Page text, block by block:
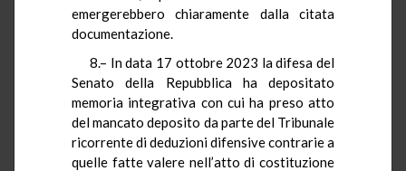
emergerebbero chiaramente dalla citata
documentazione.
8.– In data 17 ottobre 2023 la difesa del
Senato della Repubblica ha depositato
memoria integrativa con cui ha preso atto
del mancato deposito da parte del Tribunale
ricorrente di deduzioni difensive contrarie a
quelle fatte valere nell’atto di costituzione